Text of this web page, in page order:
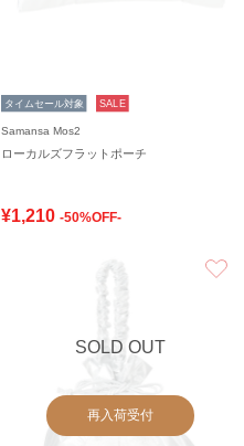
タイムセール対象 SALE
Samansa Mos2
ローカルズフラットポーチ
¥1,210 -50%OFF-
SOLD OUT
再入荷受付